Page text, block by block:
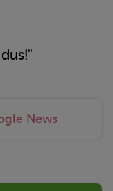
News